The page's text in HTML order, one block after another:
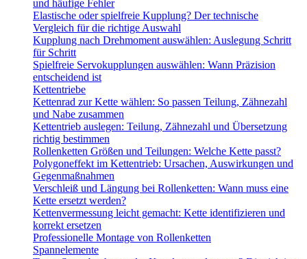
und häufige Fehler
Elastische oder spielfreie Kupplung? Der technische
Vergleich für die richtige Auswahl
Kupplung nach Drehmoment auswählen: Auslegung Schritt
für Schritt
Spielfreie Servokupplungen auswählen: Wann Präzision
entscheidend ist
Kettentriebe
Kettenrad zur Kette wählen: So passen Teilung, Zähnezahl
und Nabe zusammen
Kettentrieb auslegen: Teilung, Zähnezahl und Übersetzung
richtig bestimmen
Rollenketten Größen und Teilungen: Welche Kette passt?
Polygoneffekt im Kettentrieb: Ursachen, Auswirkungen und
Gegenmaßnahmen
Verschleiß und Längung bei Rollenketten: Wann muss eine
Kette ersetzt werden?
Kettenvermessung leicht gemacht: Kette identifizieren und
korrekt ersetzen
Professionelle Montage von Rollenketten
Spannelemente